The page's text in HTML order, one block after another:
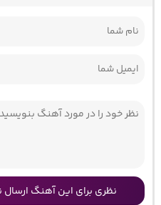
نظری برای این آهنگ ارسال